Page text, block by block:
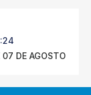
DE AGOSTO